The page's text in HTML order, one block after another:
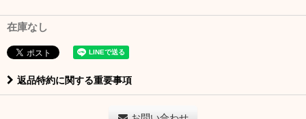
在庫なし
返品特約に関する重要事項